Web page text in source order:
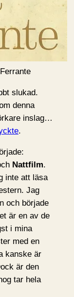
slukad.
denna
inslag…
.
Nattfilm.
inte att läsa
Jag
och började
är en av de
i mina
med en
kanske är
är den
tar hela